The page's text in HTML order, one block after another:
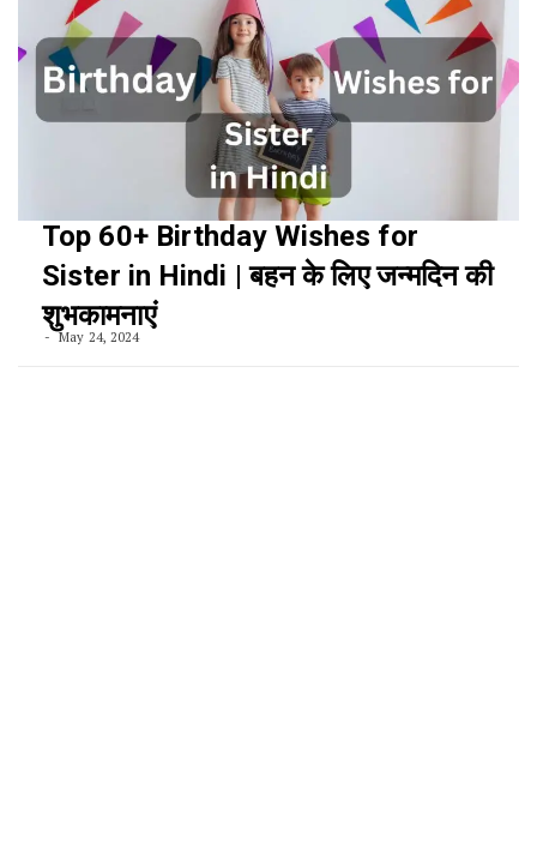
Top 60+ Birthday Wishes for
Sister in Hindi | बहन के लिए जन्मदिन की
शुभकामनाएं
May 24, 2024